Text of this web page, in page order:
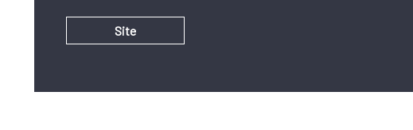
Site